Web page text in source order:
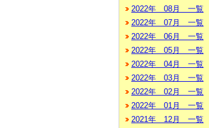
2022年 08月 一覧
2022年 07月 一覧
2022年 06月 一覧
2022年 05月 一覧
2022年 04月 一覧
2022年 03月 一覧
2022年 02月 一覧
2022年 01月 一覧
2021年 12月 一覧